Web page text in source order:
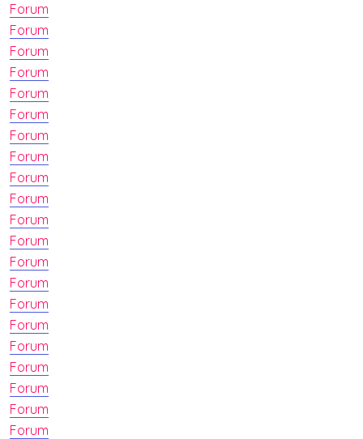
Forum
Forum
Forum
Forum
Forum
Forum
Forum
Forum
Forum
Forum
Forum
Forum
Forum
Forum
Forum
Forum
Forum
Forum
Forum
Forum
Forum